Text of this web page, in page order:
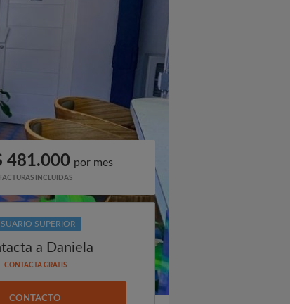
481.000 por mes
FACTURAS INCLUIDAS
SUPERIOR
a Daniela
CONTACTA GRATIS
CONTACTO